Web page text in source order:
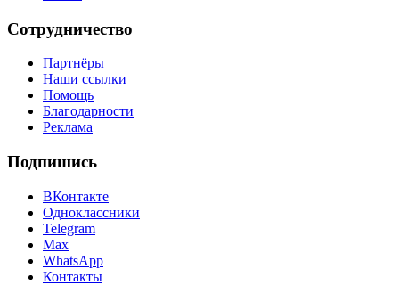
Сотрудничество
Партнёры
Наши ссылки
Помощь
Благодарности
Реклама
Подпишись
ВКонтакте
Одноклассники
Telegram
Max
WhatsApp
Контакты